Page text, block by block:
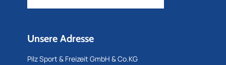
Unsere Adresse
Pilz Sport & Freizeit GmbH & Co.KG